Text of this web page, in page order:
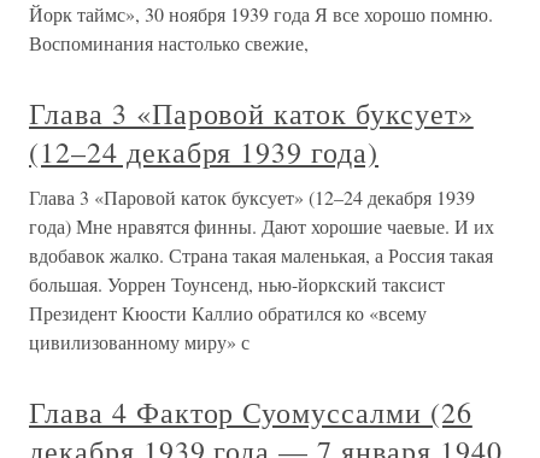
Йорк таймс», 30 ноября 1939 года Я все хорошо помню.
Воспоминания настолько свежие,
Глава 3 «Паровой каток буксует»
(12–24 декабря 1939 года)
Глава 3 «Паровой каток буксует» (12–24 декабря 1939
года) Мне нравятся финны. Дают хорошие чаевые. И их
вдобавок жалко. Страна такая маленькая, а Россия такая
большая. Уоррен Тоунсенд, нью-йоркский таксист
Президент Кюости Каллио обратился ко «всему
цивилизованному миру» с
Глава 4 Фактор Суомуссалми (26